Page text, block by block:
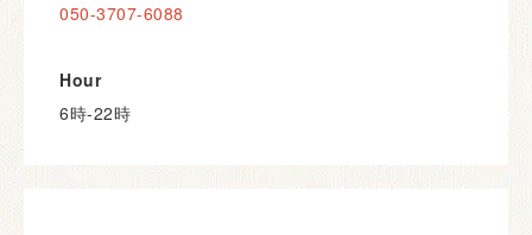
050-3707-6088
Hour
6時-22時